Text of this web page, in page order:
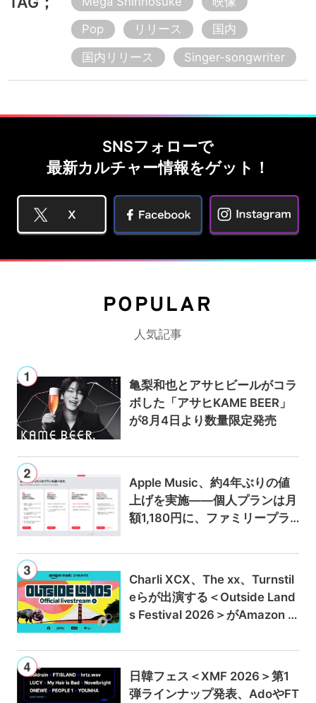
Pop
リリース
国内
国内リリース
Singer-songwriter
SNSフォローで
最新カルチャー情報をゲット！
POPULAR
人気記事
亀梨和也とアサヒビールがコラ
ボした「アサヒKAME BEER」
が8月4日より数量限定発売
Apple Music、約4年ぶりの値
上げを実施——個人プランは月
額1,180円に、ファミリープラ
Charli XCX、The xx、Turnstil
eらが出演する＜Outside Land
s Festival 2026＞がAmazon M
ブ配信
日韓フェス＜XMF 2026＞第1
弾ラインナップ発表、AdoやFT